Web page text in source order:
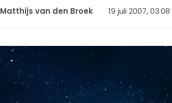
Matthijs van den Broek 19 juli 2007, 03:08